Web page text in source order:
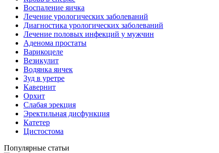
Воспаление яичка
Лечение урологических заболеваний
Диагностика урологических заболеваний
Лечение половых инфекций у мужчин
Аденома простаты
Варикоцеле
Везикулит
Водянка яичек
Зуд в уретре
Кавернит
Орхит
Слабая эрекция
Эректильная дисфункция
Катетер
Цистостома
Популярные статьи